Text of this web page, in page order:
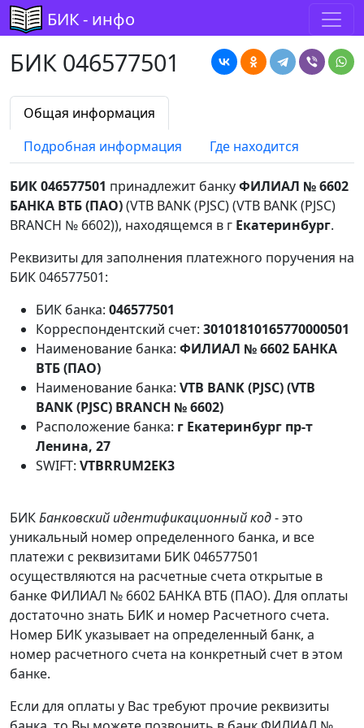
БИК - инфо
БИК 046577501
Общая информация
Подробная информация
Где находится
БИК 046577501 принадлежит банкуФИЛИАЛ № 6602
БАНКА ВТБ (ПАО)(VTB BANK (PJSC) (VTB BANK (PJSC)
BRANCH № 6602)), находящемся в г Екатеринбург.
Реквизиты для заполнения платежного поручения на
БИК 046577501:
БИК банка: 046577501
Корреспондентский счет: 30101810165770000501
Наименование банка: ФИЛИАЛ № 6602 БАНКА
ВТБ (ПАО)
Наименование банка: VTB BANK (PJSC) (VTB
BANK (PJSC) BRANCH № 6602)
Расположение банка: г Екатеринбург пр-т
Ленина, 27
SWIFT: VTBRRUM2EK3
БИКБанковский идентификационный код- это
уникальный номер определенного банка, и все
платежи с реквизитами БИК 046577501
осуществляются на расчетные счета открытые в
банке ФИЛИАЛ № 6602 БАНКА ВТБ (ПАО). Для оплаты
достаточно знать БИК и номер Расчетного счета.
Номер БИК указывает на определенный банк, а
номер расчетного счета на конкретный счет в этом
банке.
Если для оплаты у Вас требуют прочие реквизиты